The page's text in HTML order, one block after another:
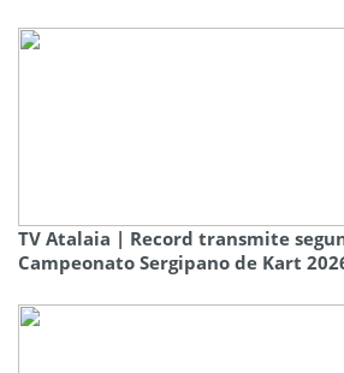
TV Atalaia | Record transmite
Campeonato Sergipano de Kart